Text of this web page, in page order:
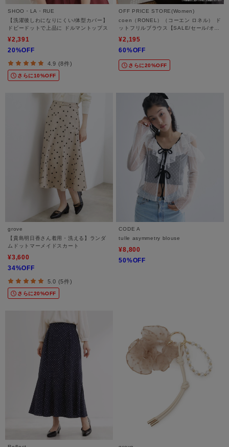
SHOO・LA・RUE
【洗濯後しわになりにくい/体型カバー】
ドビードットで上品に ドルマントップス
¥2,391
20%OFF
4.9 (8件)
さらに10%OFF
OFF PRICE STORE(Women)
coen（RONEL）（コーエン ロネル） ド
ットフリルブラウス【SALE/セール/オフ
通勤】
¥2,195
60%OFF
さらに20%OFF
grove
【貴島明日香さん着用・洗える】ランダ
ムドットマーメイドスカート
¥3,600
34%OFF
5.0 (5件)
さらに20%OFF
CODE A
tulle asymmetry blouse
¥8,800
50%OFF